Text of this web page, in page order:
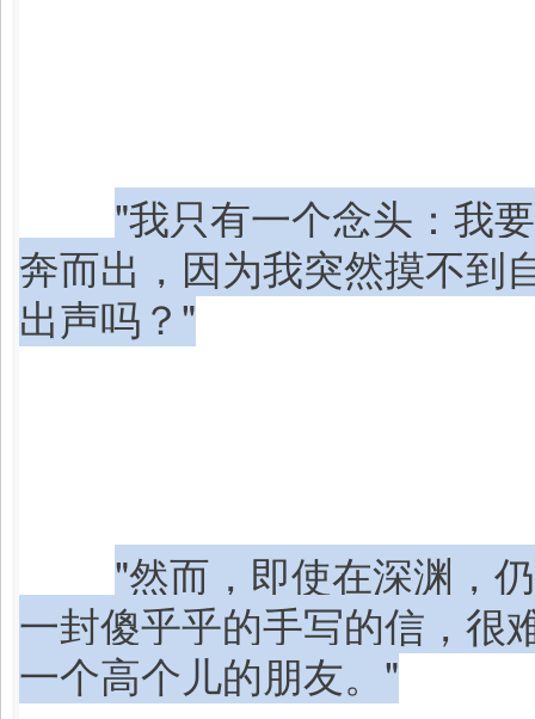
"我只有一个念头：我
奔而出，因为我突然摸不到
出声吗？"
"然而，即使在深渊，
一封傻乎乎的手写的信，很
一个高个儿的朋友。"